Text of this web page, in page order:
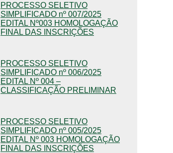
PROCESSO SELETIVO
SIMPLIFICADO nº 007/2025
EDITAL Nº003 HOMOLOGAÇÃO
FINAL DAS INSCRIÇÕES
PROCESSO SELETIVO
SIMPLIFICADO nº 006/2025
EDITAL Nº 004 –
CLASSIFICAÇÃO PRELIMINAR
PROCESSO SELETIVO
SIMPLIFICADO nº 005/2025
EDITAL Nº 003 HOMOLOGAÇÃO
FINAL DAS INSCRIÇÕES